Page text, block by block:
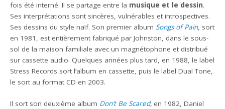
fois été interné. Il se partage entre la musique et le dessin.
Ses interprétations sont sincères, vulnérables et introspectives.
Ses dessins du style naïf. Son premier albumSongs of Pain, sort
en 1981, est entièrement fabriqué par Johnston, dans le sous-
sol de la maison familiale avec un magnétophone et distribué
sur cassette audio. Quelques années plus tard, en 1988, le label
Stress Records sort l’album en cassette, puis le label Dual Tone,
le sort au format CD en 2003.
Il sort son deuxième album Don’t Be Scared, en 1982, Daniel